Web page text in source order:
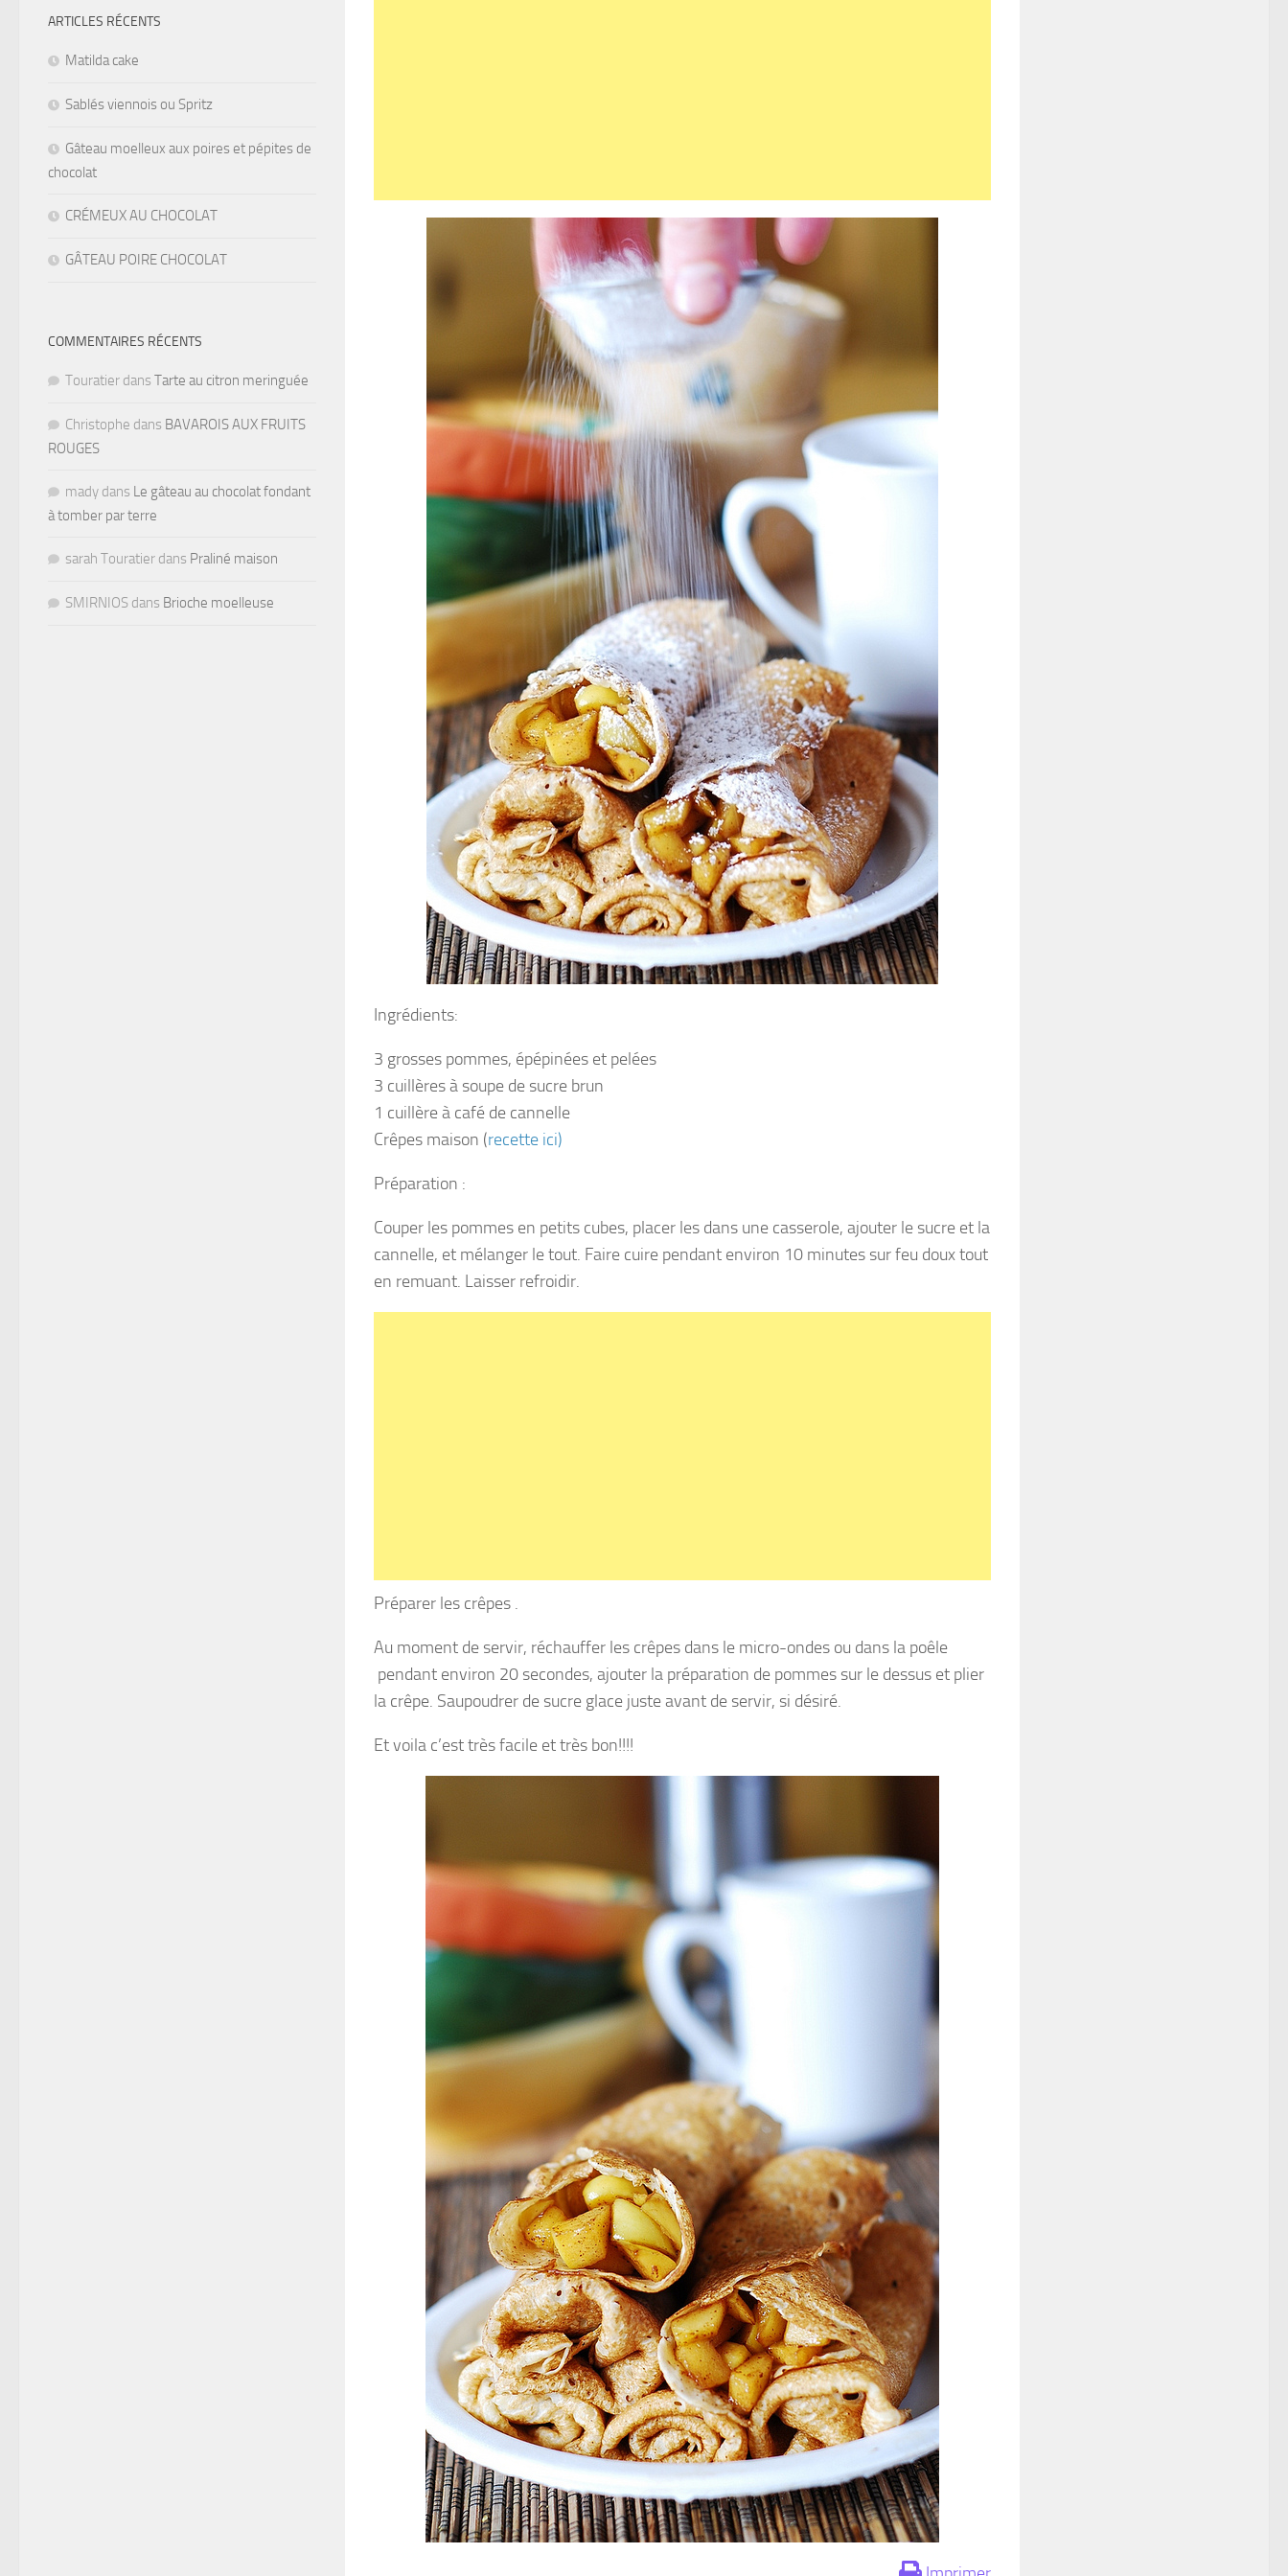
Ingrédients:
3 grosses pommes, épépinées et pelées
3 cuillères à soupe de sucre brun
1 cuillère à café de cannelle
Crêpes maison (recette ici)
Préparation :
Couper les pommes en petits cubes, placer les dans une casserole, ajouter le sucre et la
cannelle, et mélanger le tout. Faire cuire pendant environ 10 minutes sur feu doux tout
en remuant. Laisser refroidir.
Préparer les crêpes .
Au moment de servir, réchauffer les crêpes dans le micro-ondes ou dans la poêle
pendant environ 20 secondes, ajouter la préparation de pommes sur le dessus et plier
la crêpe. Saupoudrer de sucre glace juste avant de servir, si désiré.
Et voila c’est très facile et très bon!!!!
ARTICLES RÉCENTS
Matilda cake
Sablés viennois ou Spritz
Gâteau moelleux aux poires et pépites de
chocolat
CRÉMEUX AU CHOCOLAT
GÂTEAU POIRE CHOCOLAT
COMMENTAIRES RÉCENTS
Touratier dans Tarte au citron meringuée
Christophe dans BAVAROIS AUX FRUITS
ROUGES
mady dans Le gâteau au chocolat fondant
à tomber par terre
sarah Touratier dans Praliné maison
SMIRNIOS dans Brioche moelleuse